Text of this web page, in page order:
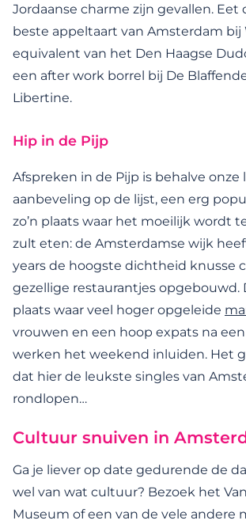
Jordaanse charme zijn gevallen. Eet
beste appeltaart van Amsterdam bij
equivalent van het Den Haagse
een after work borrel bij De
Libertine.
Hip in de Pijp
Afspreken in de Pijp is behalve onze
aanbeveling op de lijst, een erg
zo’n plaats waar het moeilijk wordt
zult eten: de Amsterdamse wijk
years de hoogste dichtheid knusse
gezellige restaurantjes opgebouwd.
plaats waar veel hoger opgeleide
vrouwen en een hoop expats na
werken het weekend inluiden. Het
dat hier de leukste singles van
rondlopen…
Cultuur snuiven in
Ga je liever op date gedurende de
wel van wat cultuur? Bezoek het
Museum of een van de vele andere